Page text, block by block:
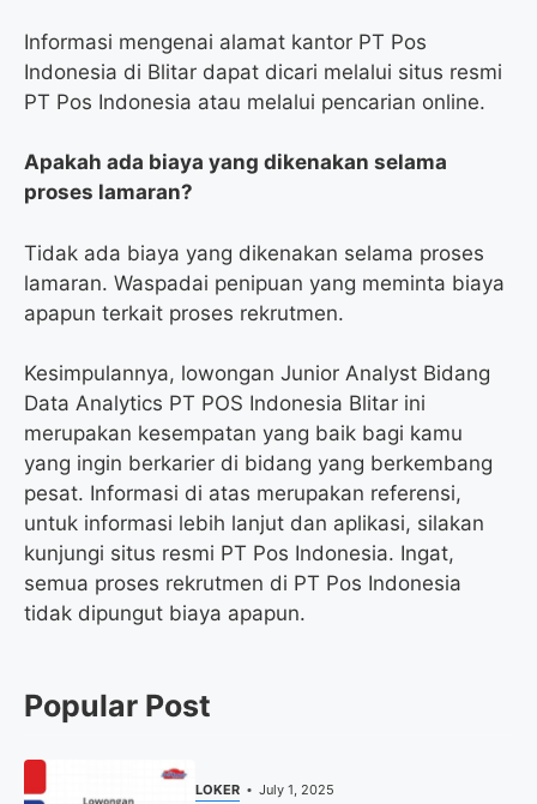
Informasi mengenai alamat kantor PT Pos
Indonesia di Blitar dapat dicari melalui situs resmi
PT Pos Indonesia atau melalui pencarian online.
Apakah ada biaya yang dikenakan selama
proses lamaran?
Tidak ada biaya yang dikenakan selama proses
lamaran. Waspadai penipuan yang meminta biaya
apapun terkait proses rekrutmen.
Kesimpulannya, lowongan Junior Analyst Bidang
Data Analytics PT POS Indonesia Blitar ini
merupakan kesempatan yang baik bagi kamu
yang ingin berkarier di bidang yang berkembang
pesat. Informasi di atas merupakan referensi,
untuk informasi lebih lanjut dan aplikasi, silakan
kunjungi situs resmi PT Pos Indonesia. Ingat,
semua proses rekrutmen di PT Pos Indonesia
tidak dipungut biaya apapun.
Popular Post
LOKER July 1, 2025